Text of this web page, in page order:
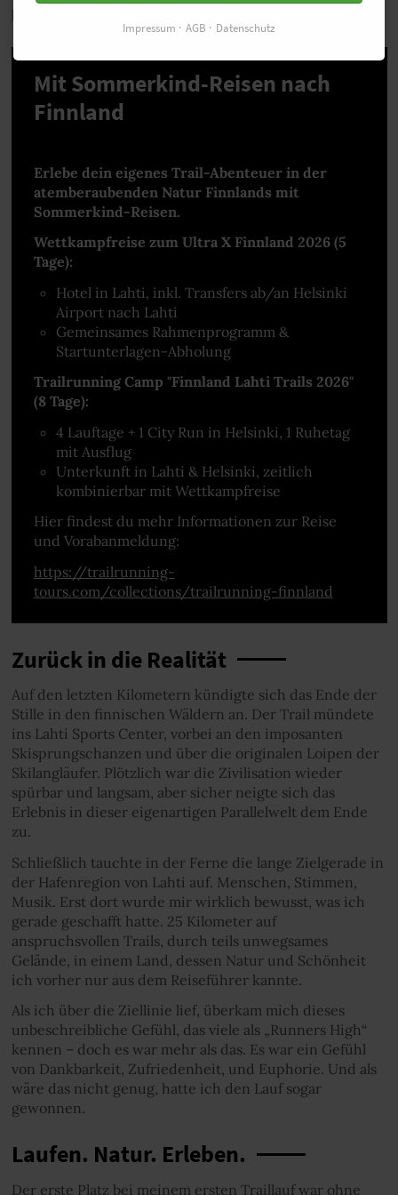
besonders.
Mit Sommerkind-Reisen nach
Finnland
Erlebe dein eigenes Trail-Abenteuer in der
atemberaubenden Natur Finnlands mit
Sommerkind-Reisen.
Wettkampfreise zum Ultra X Finnland 2026 (5
Tage):
Hotel in Lahti, inkl. Transfers ab/an Helsinki
Airport nach Lahti
Gemeinsames Rahmenprogramm &
Startunterlagen-Abholung
Trailrunning Camp "Finnland Lahti Trails 2026"
(8 Tage):
4 Lauftage + 1 City Run in Helsinki, 1 Ruhetag
mit Ausflug
Unterkunft in Lahti & Helsinki, zeitlich
kombinierbar mit Wettkampfreise
Hier findest du mehr Informationen zur Reise
und Vorabanmeldung:
https://trailrunning-
tours.com/collections/trailrunning-finnland
Zurück in die Realität
Auf den letzten Kilometern kündigte sich das Ende der
Stille in den finnischen Wäldern an. Der Trail mündete
ins Lahti Sports Center, vorbei an den imposanten
Skisprungschanzen und über die originalen Loipen der
Skilangläufer. Plötzlich war die Zivilisation wieder
spürbar und langsam, aber sicher neigte sich das
Erlebnis in dieser eigenartigen Parallelwelt dem Ende
zu.
Schließlich tauchte in der Ferne die lange Zielgerade in
der Hafenregion von Lahti auf. Menschen, Stimmen,
Musik. Erst dort wurde mir wirklich bewusst, was ich
gerade geschafft hatte. 25 Kilometer auf
anspruchsvollen Trails, durch teils unwegsames
Gelände, in einem Land, dessen Natur und Schönheit
ich vorher nur aus dem Reiseführer kannte.
Als ich über die Ziellinie lief, überkam mich dieses
unbeschreibliche Gefühl, das viele als „Runners High“
kennen – doch es war mehr als das. Es war ein Gefühl
von Dankbarkeit, Zufriedenheit, und Euphorie. Und als
wäre das nicht genug, hatte ich den Lauf sogar
gewonnen.
Laufen. Natur. Erleben.
Der erste Platz bei meinem ersten Traillauf war ohne
Impressum AGB Datenschutz